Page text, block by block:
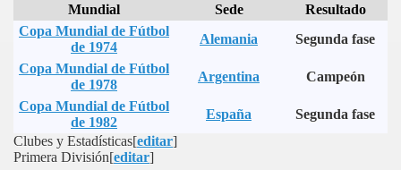
Mundial
Sede
Resultado
Copa Mundial de Fútbol
de 1974
Alemania
Segunda fase
Copa Mundial de Fútbol
de 1978
Argentina
Campeón
Copa Mundial de Fútbol
de 1982
España
Segunda fase
Clubes y Estadísticas[editar]
Primera División[editar]